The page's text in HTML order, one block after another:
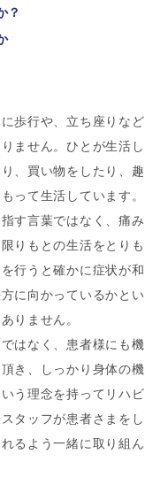
？
歩行や、立ち座りなど
ません。ひとが生活し
、買い物をしたり、趣
って生活しています。
す言葉ではなく、痛み
りもとの生活をとりも
行うと確かに症状が和
に向かっているかとい
りません。
はなく、患者様にも機
き、しっかり身体の機
う理念を持ってリハビ
タッフが患者さまをし
るよう一緒に取り組ん